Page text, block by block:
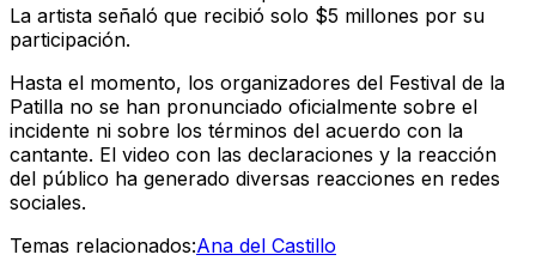
La artista señaló que recibió solo $5 millones por su
participación.
Hasta el momento, los organizadores del Festival de la
Patilla no se han pronunciado oficialmente sobre el
incidente ni sobre los términos del acuerdo con la
cantante. El video con las declaraciones y la reacción
del público ha generado diversas reacciones en redes
sociales.
Temas relacionados:Ana del Castillo